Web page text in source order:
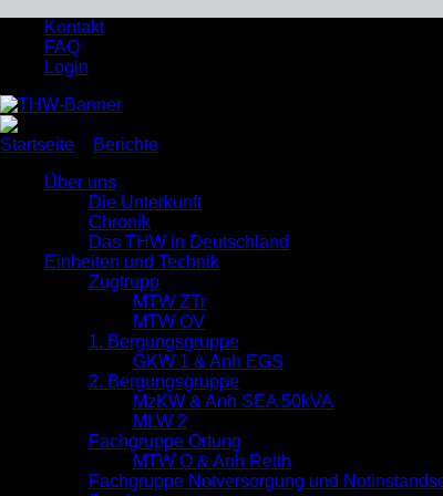
Kontakt
FAQ
Login
Startseite Berichte
Über uns
Die Unterkunft
Chronik
Das THW in Deutschland
Einheiten und Technik
Zugtrupp
MTW ZTr
MTW OV
1. Bergungsgruppe
GKW 1 & Anh EGS
2. Bergungsgruppe
MzKW & Anh SEA 50kVA
MLW 2
Fachgruppe Ortung
MTW O & Anh Retth
Fachgruppe Notversorgung und